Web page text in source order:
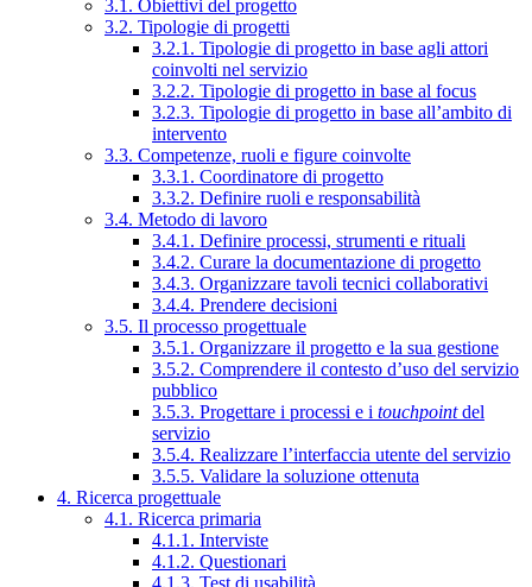
3.1. Obiettivi del progetto
3.2. Tipologie di progetti
3.2.1. Tipologie di progetto in base agli attori
coinvolti nel servizio
3.2.2. Tipologie di progetto in base al focus
3.2.3. Tipologie di progetto in base all’ambito di
intervento
3.3. Competenze, ruoli e figure coinvolte
3.3.1. Coordinatore di progetto
3.3.2. Definire ruoli e responsabilità
3.4. Metodo di lavoro
3.4.1. Definire processi, strumenti e rituali
3.4.2. Curare la documentazione di progetto
3.4.3. Organizzare tavoli tecnici collaborativi
3.4.4. Prendere decisioni
3.5. Il processo progettuale
3.5.1. Organizzare il progetto e la sua gestione
3.5.2. Comprendere il contesto d’uso del servizio
pubblico
3.5.3. Progettare i processi e i touchpointdel
servizio
3.5.4. Realizzare l’interfaccia utente del servizio
3.5.5. Validare la soluzione ottenuta
4. Ricerca progettuale
4.1. Ricerca primaria
4.1.1. Interviste
4.1.2. Questionari
4.1.3. Test di usabilità